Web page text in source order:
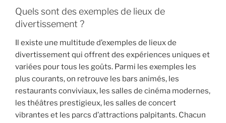
Quels sont des exemples de lieux de
divertissement ?
Il existe une multitude d’exemples de lieux de
divertissement qui offrent des expériences uniques et
variées pour tous les goûts. Parmi les exemples les
plus courants, on retrouve les bars animés, les
restaurants conviviaux, les salles de cinéma modernes,
les théâtres prestigieux, les salles de concert
vibrantes et les parcs d’attractions palpitants. Chacun